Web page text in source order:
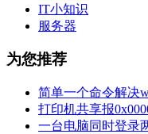
IT小知识
服务器
为您推荐
简单一个命令解决
打印机共享报
一台电脑同时登录